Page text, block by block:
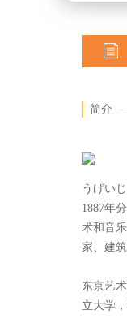
简介
うげい
1887年
术和音
家、建筑
东京艺
立大学